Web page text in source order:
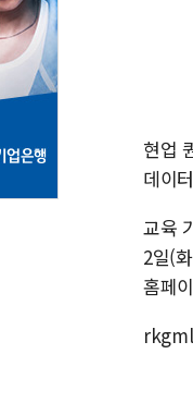
현업
데이
교육
2일(
홈페